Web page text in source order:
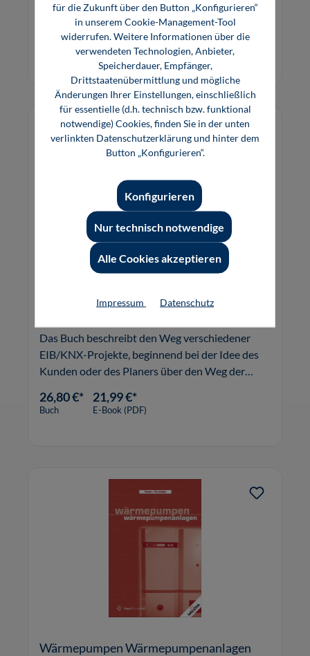
gezeigt. Die Beispiel-Projekte sind ein wertvolles
Hilfsmittel für Meisterschüler und
Elektromeister.
34,80 €* 34,80 €*
E-Book (PDF)
Das Buch beschreibt den Weg verschiedener
EIB/KNX-Projekte, beginnend bei der Idee des
Kunden oder des Planers über den Weg der
26,80 €*
Buch
21,99 €*
E-Book (PDF)
Wärmepumpen Wärmepumpenanlagen
für die Zukunft über den Button „Konfigurieren“
in unserem Cookie-Management-Tool
widerrufen. Weitere Informationen über die
verwendeten Technologien, Anbieter,
Speicherdauer, Empfänger,
Drittstaatenübermittlung und mögliche
Änderungen Ihrer Einstellungen, einschließlich
für essentielle (d.h. technisch bzw. funktional
notwendige) Cookies, finden Sie in der unten
verlinkten Datenschutzerklärung und hinter dem
Button „Konfigurieren“.
Nur technisch notwendige
Konfigurieren
Alle Cookies akzeptieren
Impressum Datenschutz